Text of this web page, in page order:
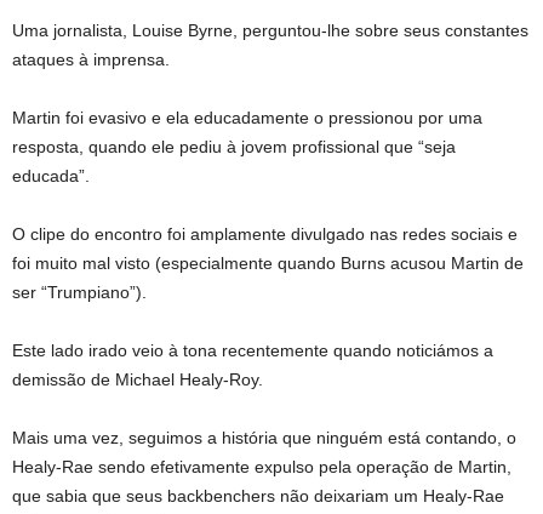
Uma jornalista, Louise Byrne, perguntou-lhe sobre seus constantes
ataques à imprensa.
Martin foi evasivo e ela educadamente o pressionou por uma
resposta, quando ele pediu à jovem profissional que “seja
educada”.
O clipe do encontro foi amplamente divulgado nas redes sociais e
foi muito mal visto (especialmente quando Burns acusou Martin de
ser “Trumpiano”).
Este lado irado veio à tona recentemente quando noticiámos a
demissão de Michael Healy-Roy.
Mais uma vez, seguimos a história que ninguém está contando, o
Healy-Rae sendo efetivamente expulso pela operação de Martin,
que sabia que seus backbenchers não deixariam um Healy-Rae